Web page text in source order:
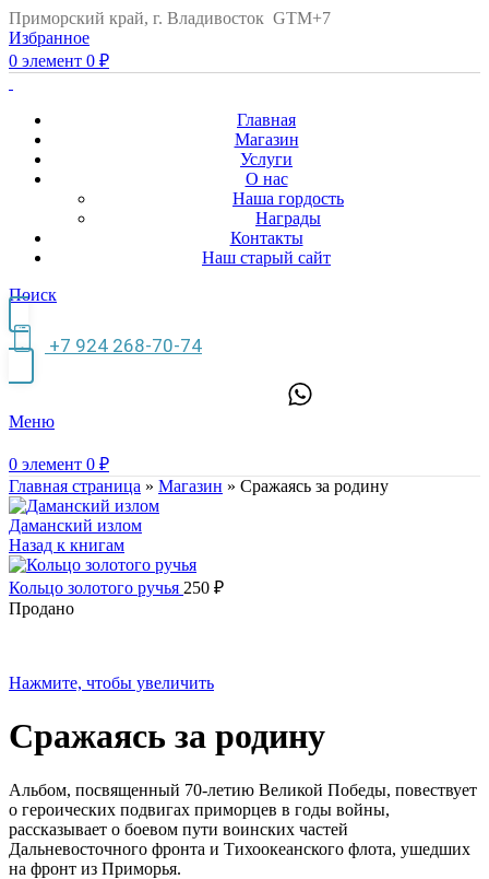
Приморский край, г. Владивосток GTM+7
Избранное
0 элемент 0 ₽
Главная
Магазин
Услуги
О нас
Наша гордость
Награды
Контакты
Наш старый сайт
Поиск
+7 924 268-70-74
Меню
0 элемент 0 ₽
Главная страница » Магазин » Сражаясь за родину
Даманский излом
Назад к книгам
Кольцо золотого ручья 250 ₽
Продано
Нажмите, чтобы увеличить
Сражаясь за родину
Альбом, посвященный 70-летию Великой Победы, повествует
о героических подвигах приморцев в годы войны,
рассказывает о боевом пути воинских частей
Дальневосточного фронта и Тихоокеанского флота, ушедших
на фронт из Приморья.